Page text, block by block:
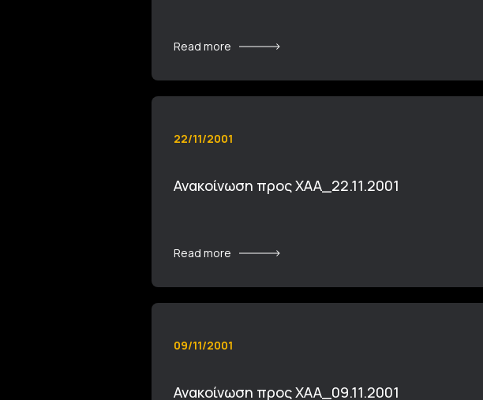
Read more
22/11/2001
Ανακοίνωση προς ΧΑΑ_22.11.2001
Read more
09/11/2001
Ανακοίνωση προς ΧΑΑ_09.11.2001